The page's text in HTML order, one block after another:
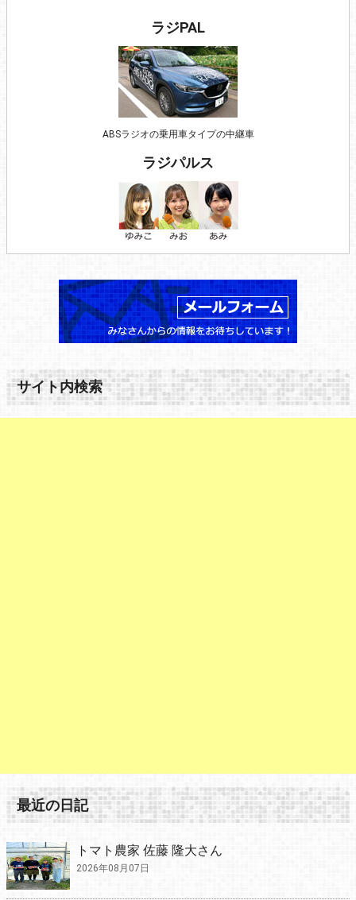
ラジPAL
ABSラジオの乗用車タイプの中継車
ラジパルス
サイト内検索
最近の日記
トマト農家 佐藤 隆大さん
2026年08月07日